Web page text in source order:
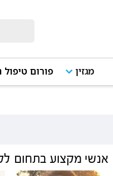
מגזין פורום טיפול
אנשי מקצוע בתחום